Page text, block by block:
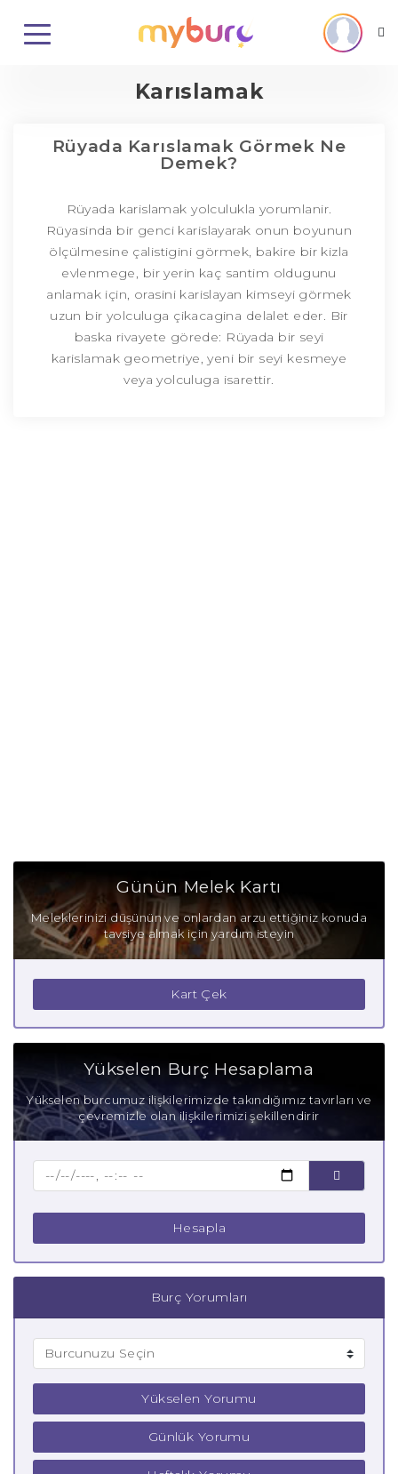
Karıslamak
Rüyada Karıslamak Görmek Ne
Demek?
Rüyada karislamak yolculukla yorumlanir.
Rüyasinda bir genci karislayarak onun boyunun
ölçülmesine çalistigini görmek, bakire bir kizla
evlenmege, bir yerin kaç santim oldugunu
anlamak için, orasini karislayan kimseyi görmek
uzun bir yolculuga çikacagina delalet eder. Bir
baska rivayete görede: Rüyada bir seyi
karislamak geometriye, yeni bir seyi kesmeye
veya yolculuga isarettir.
Günün Melek Kartı
Meleklerinizi düşünün ve onlardan arzu ettiğiniz konuda
tavsiye almak için yardım isteyin
Kart Çek
Yükselen Burç Hesaplama
Yükselen burcumuz ilişkilerimizde takındığımız tavırları ve
çevremizle olan ilişkilerimizi şekillendirir
Hesapla
Burç Yorumları
Yükselen Yorumu
Günlük Yorumu